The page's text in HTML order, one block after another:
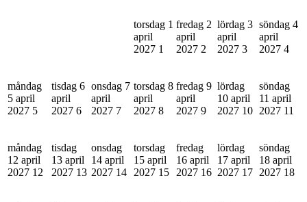
torsdag 1
april
2027 1
fredag 2
april
2027 2
lördag 3
april
2027 3
söndag 4
april
2027 4
måndag
5 april
2027 5
tisdag 6
april
2027 6
onsdag 7
april
2027 7
torsdag 8
april
2027 8
fredag 9
april
2027 9
lördag
10 april
2027 10
söndag
11 april
2027 11
måndag
12 april
2027 12
tisdag
13 april
2027 13
onsdag
14 april
2027 14
torsdag
15 april
2027 15
fredag
16 april
2027 16
lördag
17 april
2027 17
söndag
18 april
2027 18